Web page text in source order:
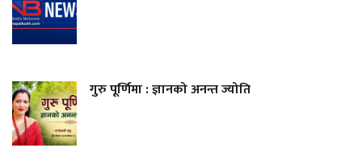
गुरु पूर्णिमा : ज्ञानको अनन्त ज्योति